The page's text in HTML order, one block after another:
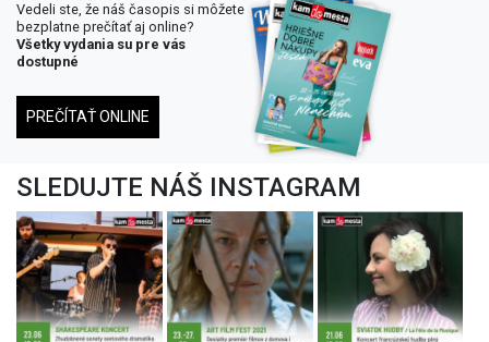
Vedeli ste, že náš časopis si môžete
bezplatne prečítať aj online?
Všetky vydania su pre vás
dostupné
PREČÍTAŤ ONLINE
SLEDUJTE NÁŠ INSTAGRAM